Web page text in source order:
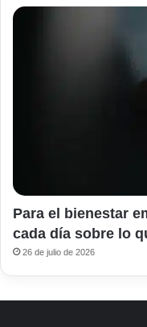
Para el bienestar
cada día sobre lo
26 de julio de 2026